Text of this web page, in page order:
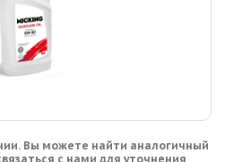
Вы можете найти аналогичный
с нами для уточнения